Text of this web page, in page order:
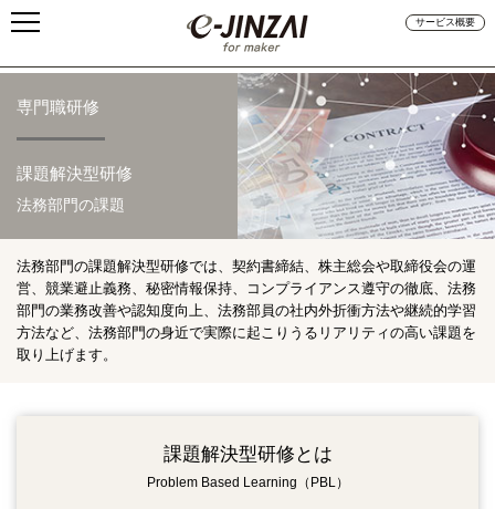
サービス概要
専門職研修
課題解決型研修
法務部門の課題
法務部門の課題解決型研修では、契約書締結、株主総会や取締役会の運
営、競業避止義務、秘密情報保持、コンプライアンス遵守の徹底、法務
部門の業務改善や認知度向上、法務部員の社内外折衝方法や継続的学習
方法など、法務部門の身近で実際に起こりうるリアリティの高い課題を
取り上げます。
課題解決型研修とは
Problem Based Learning（PBL）